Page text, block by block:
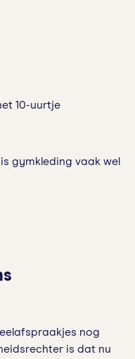
10-uurtje
gymkleding vaak wel
nog
is dat nu